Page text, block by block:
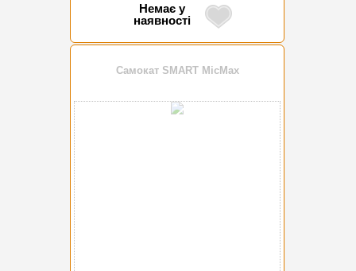
Немає у
наявності
Самокат SMART MicMax